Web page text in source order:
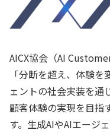
AICX協会（AI
「分断を超え、体験
ェントの社会実装を通
顧客体験の実現を目指
す。生成AIやAIエージ